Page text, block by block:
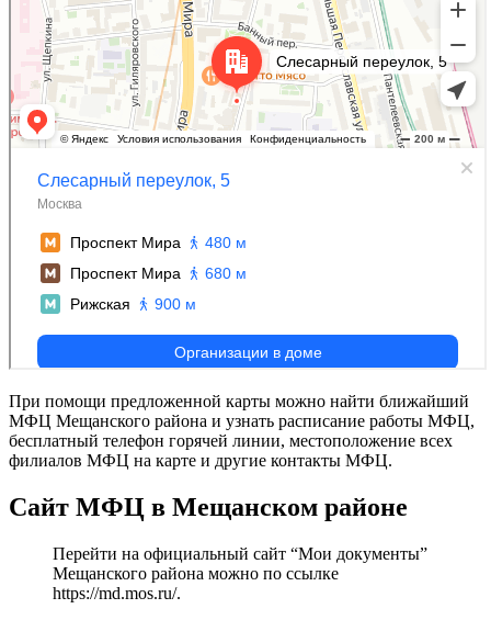
При помощи предложенной карты можно найти ближайший
МФЦ Мещанского района и узнать расписание работы МФЦ,
бесплатный телефон горячей линии, местоположение всех
филиалов МФЦ на карте и другие контакты МФЦ.
Сайт МФЦ в Мещанском районе
Перейти на официальный сайт “Мои документы”
Мещанского района можно по ссылке
https://md.mos.ru/.